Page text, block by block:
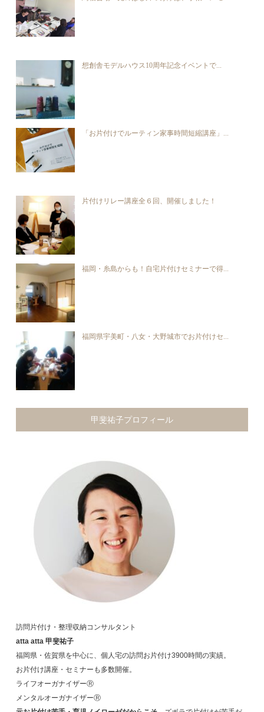
想創舎モデルハウス10周年記念イベントで...
「お片付けでルーティン家事時間短縮講座」...
片付けリレー講座全６回、開催しました！
福岡・糸島からも！自宅片付けセミナーで得...
福岡県宇美町・八女・大野城市でお片付けセ...
甲斐祐子プロフィール
訪問片付け・整理収納コンサルタント
atta atta 甲斐祐子
福岡県・佐賀県を中心に、個人宅の訪問お片付け3900時間の実績。
お片付け講座・セミナーも多数開催。
ライフオーガナイザーⓇ
メンタルオーガナイザーⓇ